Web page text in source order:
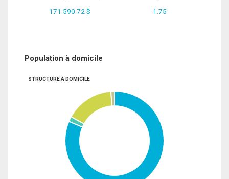
171 590.72 $ 1.75
Population à domicile
STRUCTURE À DOMICILE